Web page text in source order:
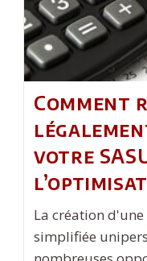
Comment
votre
La création d'une
simplifiée